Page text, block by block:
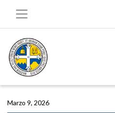
Marzo 9, 2026